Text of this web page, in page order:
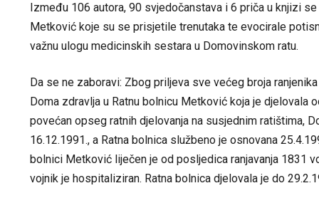
Između 106 autora, 90 svjedočanstava i 6 priča u knjizi
Metković koje su se prisjetile trenutaka te evocirale
važnu ulogu medicinskih sestara u Domovinskom ratu.
Da se ne zaboravi: Zbog priljeva sve većeg broja
Doma zdravlja u Ratnu bolnicu Metković koja je djelovala
povećan opseg ratnih djelovanja na susjednim ratištima,
16.12.1991., a Ratna bolnica službeno je osnovana
bolnici Metković liječen je od posljedica ranjavanja 1831
vojnik je hospitaliziran. Ratna bolnica djelovala je do